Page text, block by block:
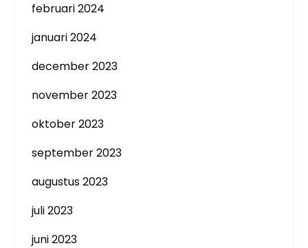
februari 2024
januari 2024
december 2023
november 2023
oktober 2023
september 2023
augustus 2023
juli 2023
juni 2023